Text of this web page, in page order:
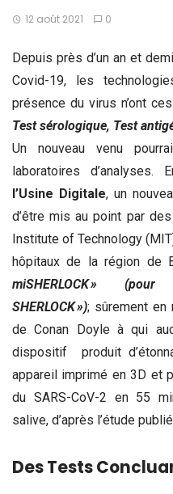
12 août 2021 0
Depuis près d’un an et
Covid-19, les
présence du virus n’ont
Test sérologique, Test
Un nouveau venu
laboratoires
l’Usine Digitale, un
d’être mis au point par
Institute of Technology
hôpitaux de la région de
miSHERLOCK »
SHERLOCK »); sûrement en
de Conan Doyle à qui
dispositif produit
appareil imprimé en 3D et
du SARS-CoV-2 en 55
salive, d’après l’étude
Des Tests